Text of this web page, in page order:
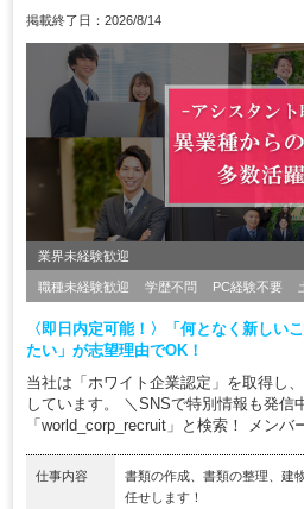
掲載終了日：2026/8/14
業界未経験歓迎
職種未経験歓迎 学歴不問 PC経験不要
〈即日内定可能！〉「何となく新しい
たい」が志望理由でOK！
当社は「ホワイト企業認定」を取得し
しています。 ＼SNSで特別情報も発信
「world_corp_recruit」と検索！ メンバ
仕事内容
書類の作成、書類の整理、建
任せします！